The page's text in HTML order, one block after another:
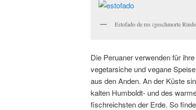
Estofado de res (geschmorte
Die Peruaner verwenden für
vegetarsiche und vegane
aus den Anden. An der Küste
kalten Humboldt- und des
fischreichsten der Erde. So